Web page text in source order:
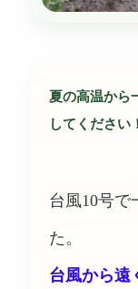
夏の高温から
してください！
台風10号で
た。
台風から遠